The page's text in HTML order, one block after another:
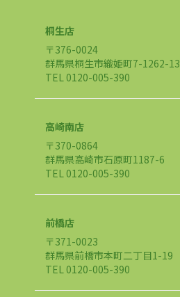
桐生店
〒376-0024
群馬県桐生市織姫町7-1262-13
TEL 0120-005-390
高崎南店
〒370-0864
群馬県高崎市石原町1187-6
TEL 0120-005-390
前橋店
〒371-0023
群馬県前橋市本町二丁目1-19
TEL 0120-005-390